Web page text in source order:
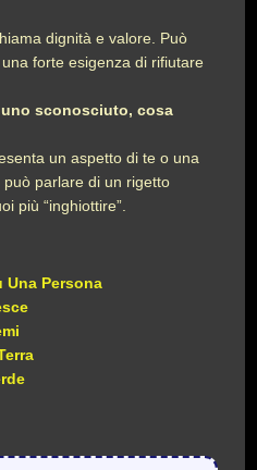
dignità e valore. Può
forte esigenza di rifiutare
sconosciuto, cosa
un aspetto di te o una
parlare di un rigetto
più “inghiottire”.
Una Persona